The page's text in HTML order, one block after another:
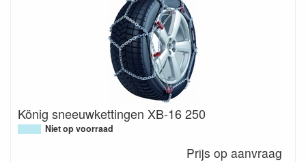
König sneeuwkettingen XB-16 250
Niet op voorraad
Prijs op aanvraag